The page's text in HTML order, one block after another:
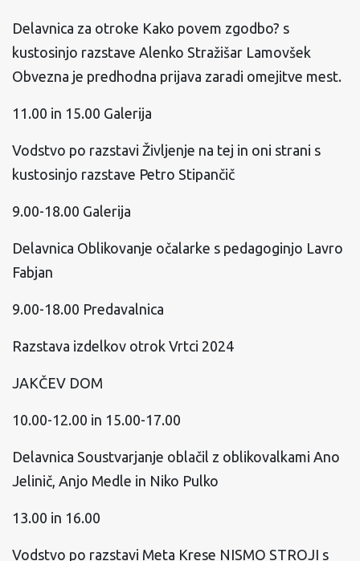
Delavnica za otroke Kako povem zgodbo? s
kustosinjo razstave Alenko Stražišar Lamovšek
Obvezna je predhodna prijava zaradi omejitve mest.
11.00 in 15.00 Galerija
Vodstvo po razstavi Življenje na tej in oni strani s
kustosinjo razstave Petro Stipančič
9.00-18.00 Galerija
Delavnica Oblikovanje očalarke s pedagoginjo Lavro
Fabjan
9.00-18.00 Predavalnica
Razstava izdelkov otrok Vrtci 2024
JAKČEV DOM
10.00-12.00 in 15.00-17.00
Delavnica Soustvarjanje oblačil z oblikovalkami Ano
Jelinič, Anjo Medle in Niko Pulko
13.00 in 16.00
Vodstvo po razstavi Meta Krese NISMO STROJI s